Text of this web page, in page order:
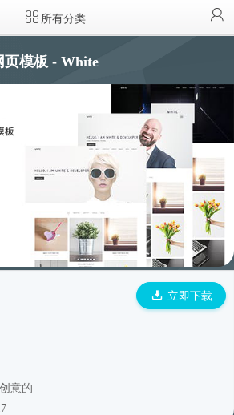
所有分类
页模板 - White
立即下载
意的